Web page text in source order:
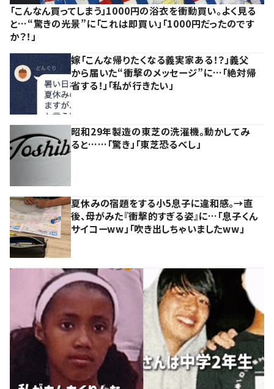
「こんなん買ってしまう」1000円の浴衣を衝動買い。よく見る
と…“驚きの光景”に「これは即買い」「1000円だったのです
か？！」
嫁「こんな帰りたくなる義実家ある！？」義父
から届いた“衝撃のメッセージ”に…「絶対帰
省する！」「私が行きたい」
昭和29年製造の東芝の洗濯機。動かしてみ
ると……「驚き」「東芝恐るべし」
夏休みの宿題をする小5息子に違和感。→直
後、母がみた『衝撃的すぎる姿』に…「息子くん
サイコーww」「吹き出しちゃいましたww」